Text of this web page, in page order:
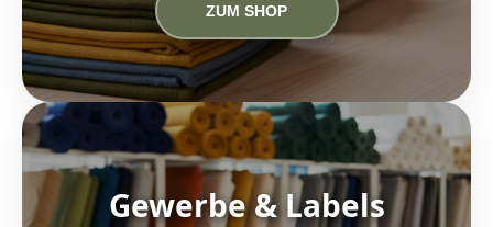
ZUM SHOP
Gewerbe & Labels